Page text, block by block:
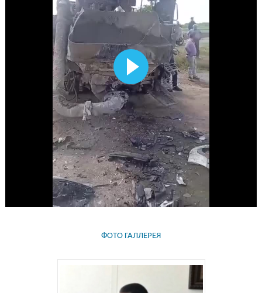
ФОТО ГАЛЛЕРЕЯ